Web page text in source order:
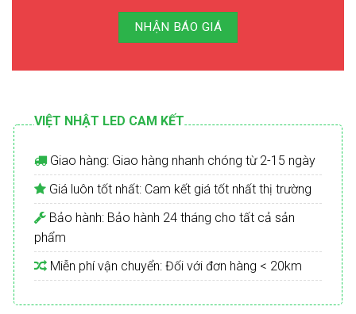
NHẬN BÁO GIÁ
VIỆT NHẬT LED CAM KẾT
Giao hàng: Giao hàng nhanh chóng từ 2-15 ngày
Giá luôn tốt nhất: Cam kết giá tốt nhất thị trường
Bảo hành: Bảo hành 24 tháng cho tất cả sản
phẩm
Miễn phí vận chuyển: Đối với đơn hàng < 20km